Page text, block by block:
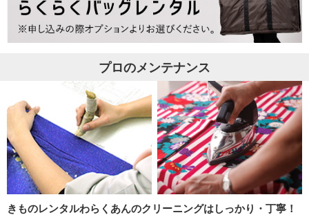
プロのメンテナンス
きものレンタルわらくあんのクリーニングはしっかり・丁寧！